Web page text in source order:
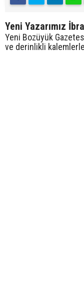
Yeni Yazarımız
Yeni Bozüyük
ve derinlikli